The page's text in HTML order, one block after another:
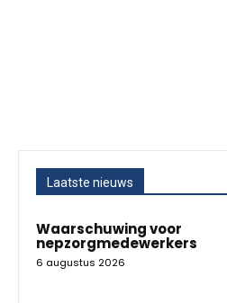
Laatste nieuws
Waarschuwing voor
nepzorgmedewerkers
6 augustus 2026